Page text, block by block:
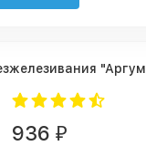
936 ₽